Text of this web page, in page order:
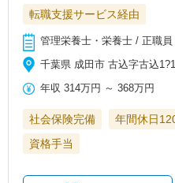
転職支援サービス経由
管理栄養士・栄養士 / 正職員
千葉県 成田市 古込字古込
年収 314万円 ～368万円
社会保険完備 年間休日
資格手当